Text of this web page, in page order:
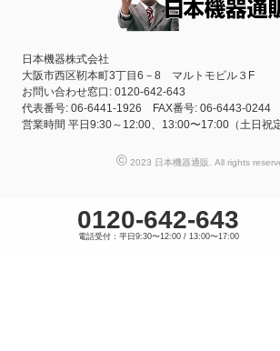
0120-642-643
電話受付：平日9:30〜12:00 / 13:00〜17:00
日本機器株式会社
大阪市西区靭本町3丁目6－8 マルトモビル３F
お問い合わせ窓口: 0120-642-643
代表番号: 06-6441-1926 FAX番号: 06-6443-0244
営業時間 平日9:30～12:00、13:00〜17:00（土日祝定
©2023 日本機器通販. All rights